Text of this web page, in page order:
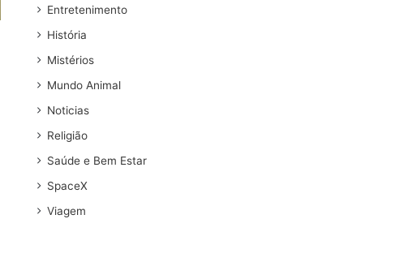
Entretenimento
História
Mistérios
Mundo Animal
Noticias
Religião
Saúde e Bem Estar
SpaceX
Viagem